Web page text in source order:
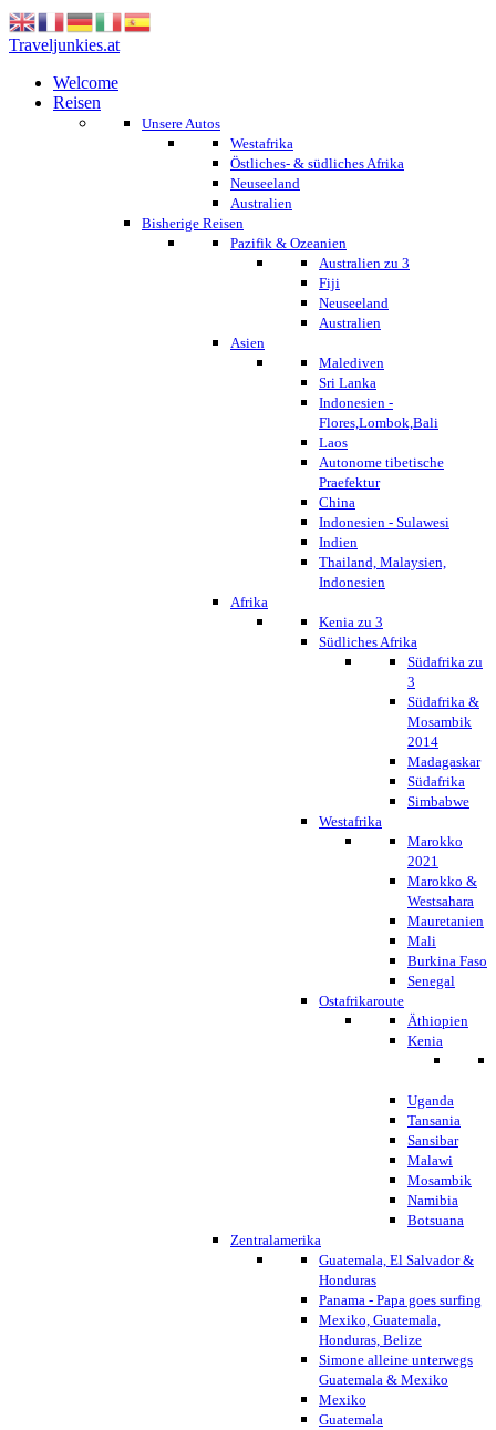
Traveljunkies.at
Welcome
Reisen
Unsere Autos
Westafrika
Östliches- & südliches Afrika
Neuseeland
Australien
Bisherige Reisen
Pazifik & Ozeanien
Australien zu 3
Fiji
Neuseeland
Australien
Asien
Malediven
Sri Lanka
Indonesien -
Flores,Lombok,Bali
Laos
Autonome tibetische
Praefektur
China
Indonesien - Sulawesi
Indien
Thailand, Malaysien,
Indonesien
Afrika
Kenia zu 3
Südliches Afrika
Südafrika zu
3
Südafrika &
Mosambik
2014
Madagaskar
Südafrika
Simbabwe
Westafrika
Marokko
2021
Marokko &
Westsahara
Mauretanien
Mali
Burkina Faso
Senegal
Ostafrikaroute
Äthiopien
Kenia
Uganda
Tansania
Sansibar
Malawi
Mosambik
Namibia
Botsuana
Zentralamerika
Guatemala, El Salvador &
Honduras
Panama - Papa goes surfing
Mexiko, Guatemala,
Honduras, Belize
Simone alleine unterwegs
Guatemala & Mexiko
Mexiko
Guatemala